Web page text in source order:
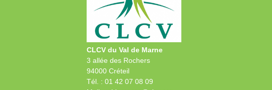
CLCV du Val de Marne
3 allée des Rochers
94000 Créteil
Tél. : 01 42 07 08 09